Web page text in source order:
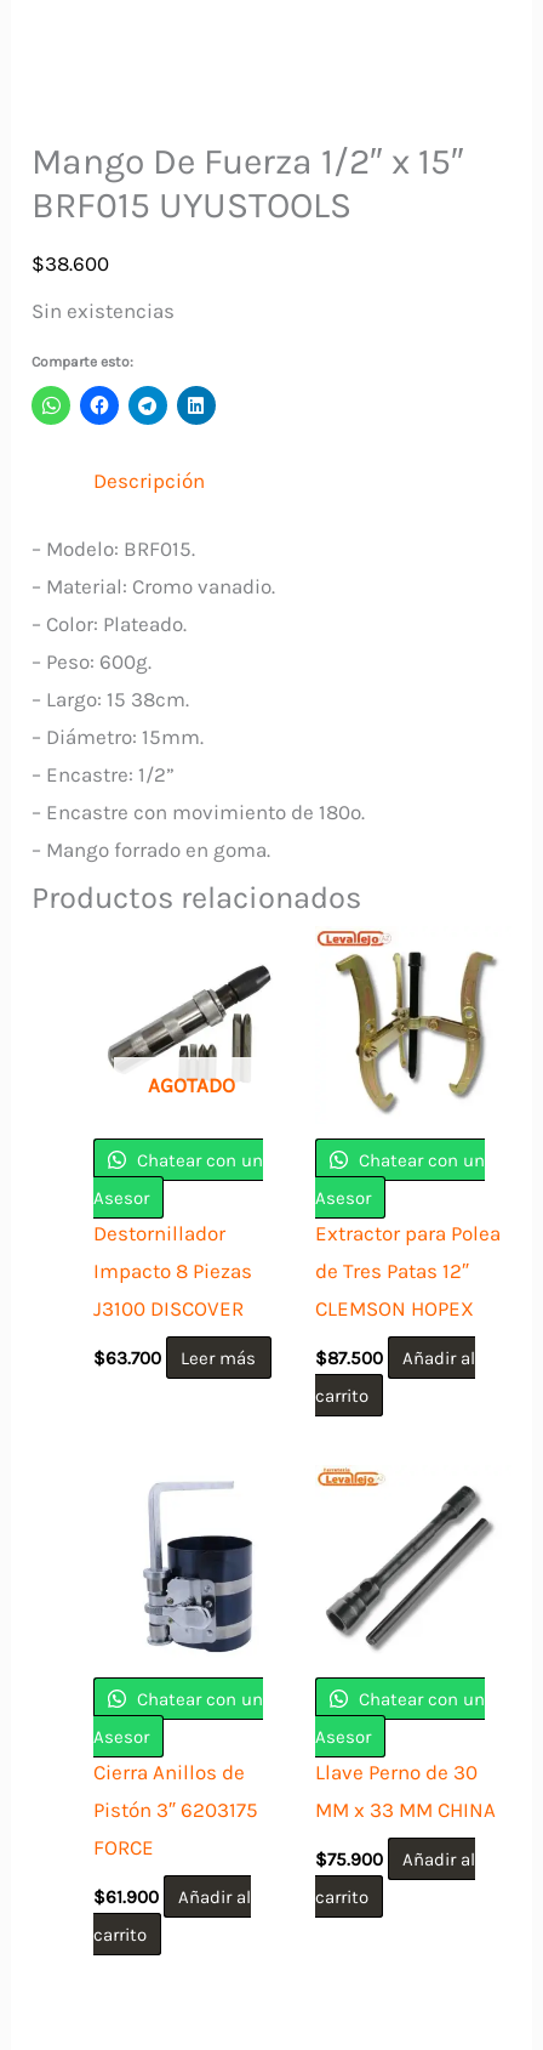
Mango De Fuerza 1/2″ x 15″
BRF015 UYUSTOOLS
$38.600
Sin existencias
Comparte esto:
Descripción
– Modelo: BRF015.
– Material: Cromo vanadio.
– Color: Plateado.
– Peso: 600g.
– Largo: 15 38cm.
– Diámetro: 15mm.
– Encastre: 1/2”
– Encastre con movimiento de 180º.
– Mango forrado en goma.
Productos relacionados
AGOTADO
Chatear con un
Asesor
Destornillador
Impacto 8 Piezas
J3100 DISCOVER
$63.700 Leer más
Chatear con un
Asesor
Extractor para Polea
de Tres Patas 12″
CLEMSON HOPEX
$87.500
Añadir al
carrito
Chatear con un
Asesor
Cierra Anillos de
Pistón 3″ 6203175
FORCE
$61.900
Añadir al
carrito
Chatear con un
Asesor
Llave Perno de 30
MM x 33 MM CHINA
$75.900
Añadir al
carrito